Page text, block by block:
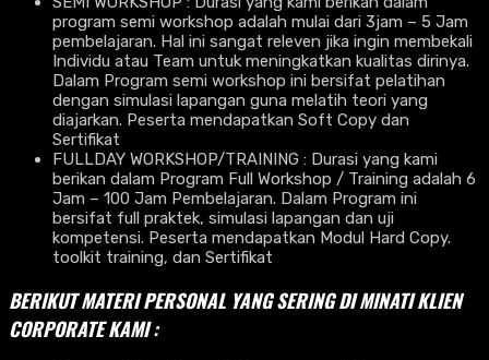
program semi workshop adalah mulai dari 3jam – 5 Jam
pembelajaran. Hal ini sangat releven jika ingin membekali
Individu atau Team untuk meningkatkan kualitas dirinya.
Dalam Program semi workshop ini bersifat pelatihan
dengan simulasi lapangan guna melatih teori yang
diajarkan. Peserta mendapatkan Soft Copy dan
Sertifikat
FULLDAY WORKSHOP/TRAINING : Durasi yang kami
berikan dalam Program Full Workshop / Training adalah 6
Jam – 100 Jam Pembelajaran. Dalam Program ini
bersifat full praktek, simulasi lapangan dan uji
kompetensi. Peserta mendapatkan Modul Hard Copy.
toolkit training, dan Sertifikat
BERIKUT MATERI PERSONAL YANG SERING DI MINATI KLIEN
CORPORATE KAMI :